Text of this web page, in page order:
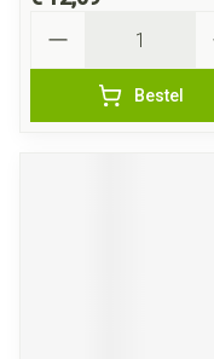
Bestel